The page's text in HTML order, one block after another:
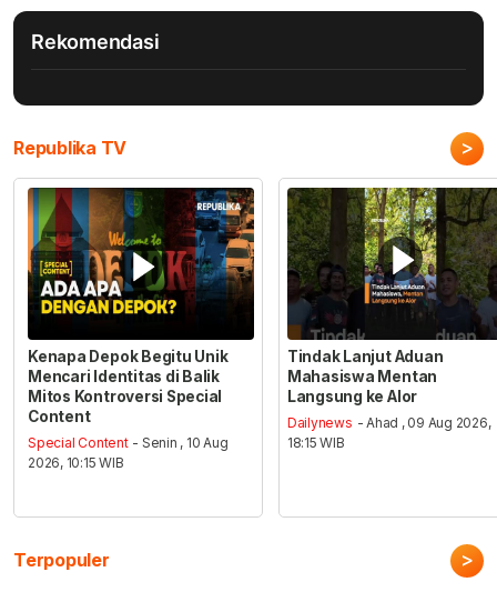
Rekomendasi
Republika TV >
Kenapa Depok Begitu Unik
Mencari Identitas di Balik
Mitos Kontroversi Special
Content
Special Content - Senin , 10 Aug
2026, 10:15 WIB
Tindak Lanjut Aduan
Mahasiswa Mentan
Langsung ke Alor
Dailynews - Ahad , 09 Aug 2026,
18:15 WIB
Terpopuler >